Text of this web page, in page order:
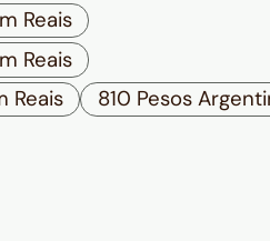
Reais
Reais
Reais
810 Pesos